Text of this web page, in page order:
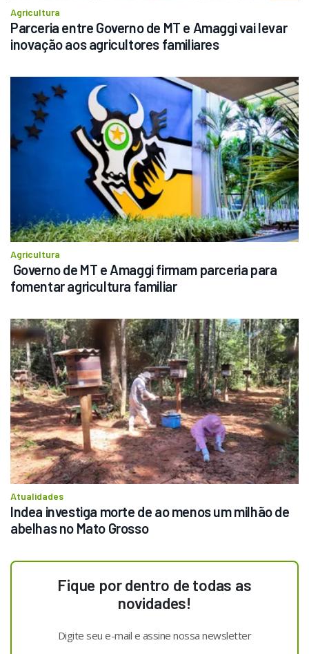
Agricultura
Parceria entre Governo de MT e Amaggi vai levar
inovação aos agricultores familiares
Agricultura
Governo de MT e Amaggi firmam parceria para
fomentar agricultura familiar
Atualidades
Indea investiga morte de ao menos um milhão de
abelhas no Mato Grosso
Fique por dentro de todas as
novidades!
Digite seu e-mail e assine nossa newsletter